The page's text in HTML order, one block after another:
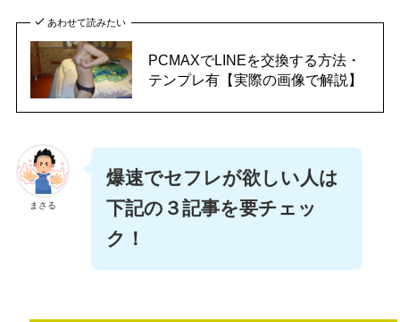
あわせて読みたい
PCMAXでLINEを交換する方法・
テンプレ有【実際の画像で解説】
まさる
爆速でセフレが欲しい人は
下記の３記事を要チェッ
ク！